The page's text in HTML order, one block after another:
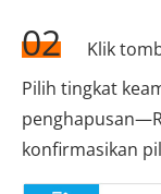
02
Klik
Pilih tingkat
konfirmasikan